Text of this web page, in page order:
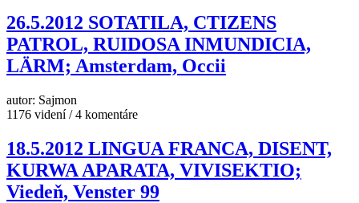
26.5.2012 SOTATILA, CTIZENS
PATROL, RUIDOSA INMUNDICIA,
LÄRM; Amsterdam, Occii
autor: Sajmon
1176 videní / 4 komentáre
18.5.2012 LINGUA FRANCA, DISENT,
KURWA APARATA, VIVISEKTIO;
Viedeň, Venster 99